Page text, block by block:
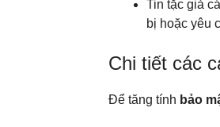
Tin tặc giả
bị hoặc yêu
Chi tiết các
Để tăng tính bảo